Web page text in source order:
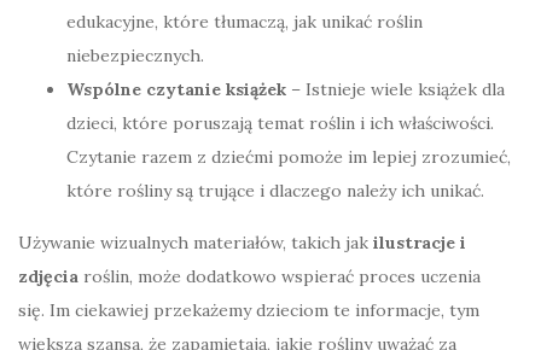
edukacyjne, które tłumaczą, jak unikać roślin
niebezpiecznych.
Wspólne czytanie książek – Istnieje wiele książek dla
dzieci, które poruszają temat roślin i ich właściwości.
Czytanie razem z dziećmi pomoże im lepiej zrozumieć,
które rośliny są trujące i dlaczego należy ich unikać.
Używanie wizualnych materiałów, takich jak ilustracje i
zdjęcia roślin, może dodatkowo wspierać proces uczenia
się. Im ciekawiej przekażemy dzieciom te informacje, tym
większa szansa, że zapamiętają, jakie rośliny uważać za